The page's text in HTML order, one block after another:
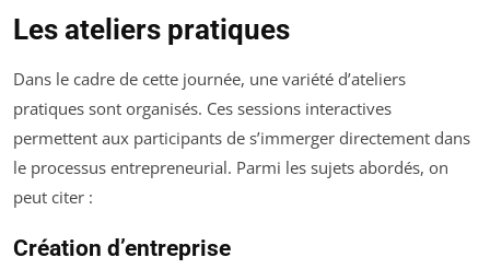
Les ateliers pratiques
Dans le cadre de cette journée, une variété d’ateliers
pratiques sont organisés. Ces sessions interactives
permettent aux participants de s’immerger directement dans
le processus entrepreneurial. Parmi les sujets abordés, on
peut citer :
Création d’entreprise